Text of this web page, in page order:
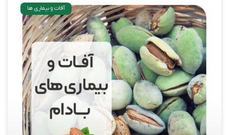
آفات و بیماری ها